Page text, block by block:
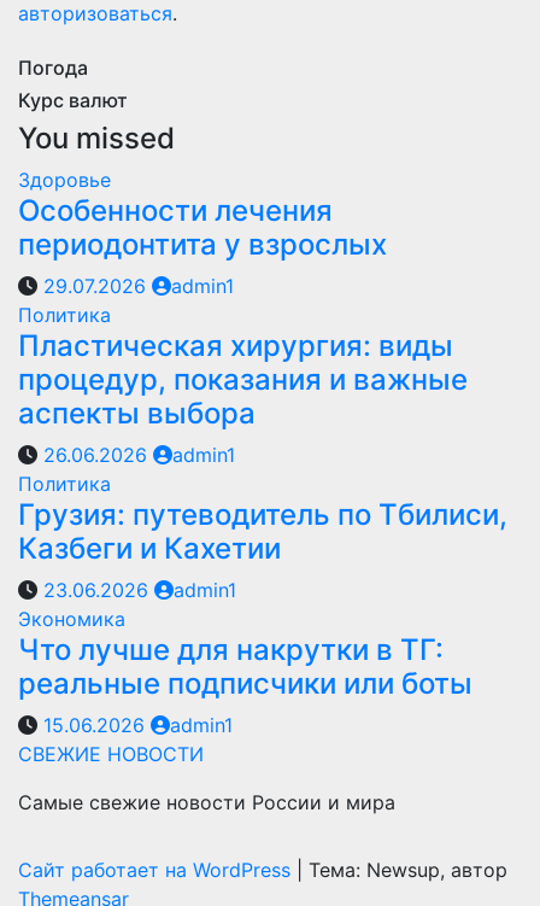
авторизоваться.
Погода
Курс валют
You missed
Здоровье
Особенности лечения
периодонтита у взрослых
29.07.2026
admin1
Политика
Пластическая хирургия: виды
процедур, показания и важные
аспекты выбора
26.06.2026
admin1
Политика
Грузия: путеводитель по Тбилиси,
Казбеги и Кахетии
23.06.2026
admin1
Экономика
Что лучше для накрутки в ТГ:
реальные подписчики или боты
15.06.2026
admin1
СВЕЖИЕ НОВОСТИ
Самые свежие новости России и мира
Сайт работает на WordPress
Тема: Newsup, автор
Themeansar